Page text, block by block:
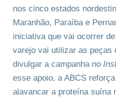
nos cinco estados
Maranhão, Paraíba e
iniciativa que vai ocorrer
varejo vai utilizar as peças
divulgar a campanha no
esse apoio, a ABCS
alavancar a proteína suína